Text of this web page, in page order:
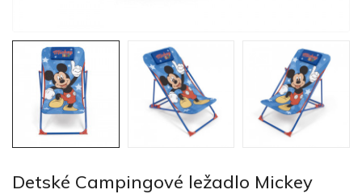
Detské Campingové ležadlo Mickey